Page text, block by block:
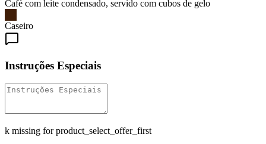
Café com leite condensado, servido com cubos de gelo
Caseiro
Instruções Especiais
k missing for product_select_offer_first